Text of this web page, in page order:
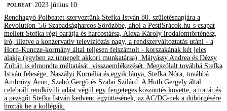
‎POLBEAT 2023 június 10.
Rendhagyó Polbeatet szerveztünk Stefka István 80. születésnapjára a
Revolution '56 Szabadságharcos Sörözőbe, ahol a PestiSrácok.hu-s csapat
mellett Stefka régi barátja és harcostársa, Alexa Károly irodalomtörténész,
író, illetve a konzervatív televíziózás nagy, a rendszerváltoztatás utáni - a
Horn-Kuncze-kormány által teljesen felszámolt - korszakának két jeles
alakja (egyben az ünnepelt akkori munkatársa), Mátyássy Andrea és Dézsy
Zoltán is elmondta méltatását, visszaemlékezését. Megszólalt továbbá Stefka
István felesége, Naszályi Kornélia és egyik lánya, Stefka Nóra, továbbá
Ambrózy Áron, Szabó Gergő és Szalai Szilárd. A Huth Gergely által
celebrált rendkívüli adást végül egy fergeteges köszöntés követte, a tortát és
a pezsgőt Stefka István kedvenc együttesének, az AC/DC-nek a dübörgésére
hozták be a kollégák.